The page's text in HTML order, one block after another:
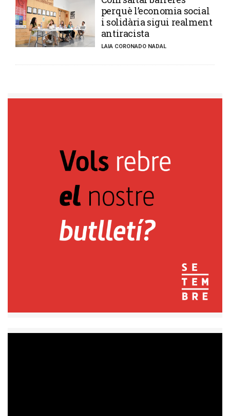
perquè l’economia social
i solidària sigui realment
antiracista
LAIA CORONADO NADAL